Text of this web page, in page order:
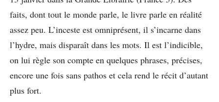
faits, dont tout le monde parle, le livre parle en réalité
assez peu. L’inceste est omniprésent, il s’incarne dans
l’hydre, mais disparaît dans les mots. Il est l’indicible,
on lui règle son compte en quelques phrases, précises,
encore une fois sans pathos et cela rend le récit d’autant
plus fort.